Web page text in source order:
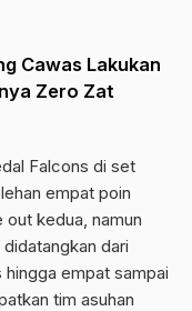
Cawas Lakukan
Zero Zat
Falcons di set
empat poin
kedua, namun
dari
hingga empat sampai
tim asuhan